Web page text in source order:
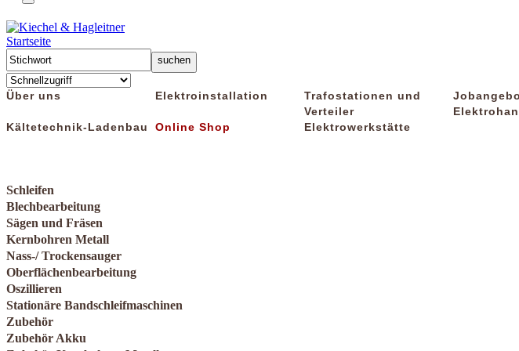
Startseite
Über uns Elektroinstallation
Trafostationen und
Verteiler
Kältetechnik-Ladenbau
Online Shop Elektrowerkstätte
Schleifen
Blechbearbeitung
Sägen und Fräsen
Kernbohren Metall
Nass-/ Trockensauger
Oberflächenbearbeitung
Oszillieren
Stationäre Bandschleifmaschinen
Zubehör
Zubehör Akku